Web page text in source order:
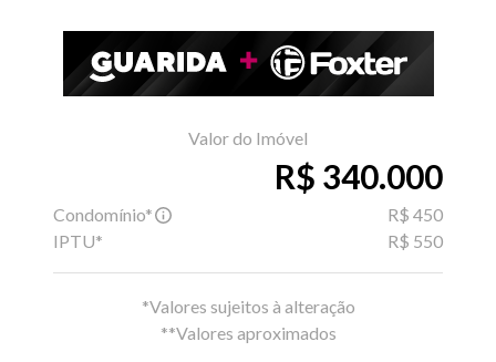
Valor do Imóvel
R$ 340.000
Condomínio*
R$ 450
IPTU*
R$ 550
*Valores sujeitos à alteração
**Valores aproximados